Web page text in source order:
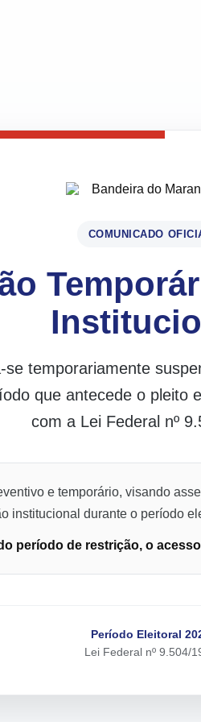
COMUNICADO
se temporariamente
que antecede o pleito
com a Lei Federal nº
e temporário, visando
institucional durante o período
período de restrição, o
Período Eleitoral
Lei Federal nº 9.504/